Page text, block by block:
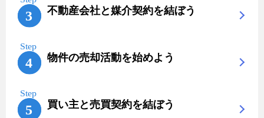
不動産会社と媒介契約を結ぼう
物件の売却活動を始めよう
買い主と売買契約を結ぼう